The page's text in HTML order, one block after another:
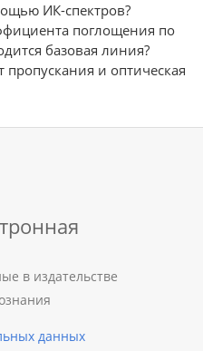
ИК-спектров?
поглощения по
базовая линия?
и оптическая
в издательстве
данных